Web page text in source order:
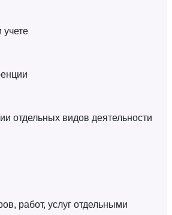
учете
отдельных видов деятельности
работ, услуг отдельными